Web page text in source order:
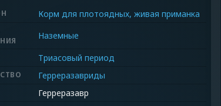
Корм для плотоядных, живая приманка
Наземные
Триасовый период
Герреразавриды
Герреразавр